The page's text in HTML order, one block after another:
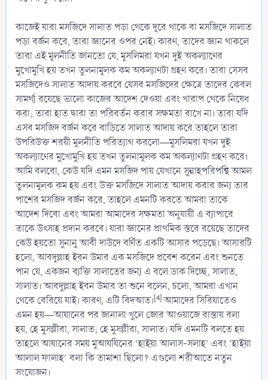
কাজেই যারা মসজিদে সালাত পড়া থেকে দূরে থাকে বা মসজিদে সালাত
পড়া বর্জন করে, তারা জ্ঞানের ওপর নেই। কারণ, তাদের জ্ঞান থাকলে
তারা এই মূলনীতি জানতো যে, মুসলিমরা যখন দুই অকল্যাণের
মুখোমুখি হয় তখন তুলনামূলক কম অকল্যাণটা গ্রহণ করে। তারা সেসব
মসজিদেও সালাত আদায় করবে যেসব মসজিদের ক্ষেত্রে তাদের কেবল
সামর্থ্য রয়েছে ভালো কাজের আদেশ দেওয়া এবং খারাপ থেকে নিষেধ
করা; তারা হাত দ্বারা তা পরিবর্তন করার সক্ষমতা রাখে না। তারা যদি
এসব মসজিদ বর্জন করে বাড়িতে সালাত আদায় করে তাহলে তারা
উপরিউক্ত শরয়ী মূলনীতি পরিত্যাগ করলো―মুসলিমরা যখন দুই
অকল্যাণের মুখোমুখি হয় তখন তুলনামূলক কম অকল্যাণটা গ্রহণ করে।
আমি বলবো, কেউ যদি এমন মসজিদ পায় যেখানে সুন্নাহপরিপন্থি আমল
তুলনামূলক কম হয় এবং উক্ত মসজিদে সালাত আদায় করার জন্য তার
পাশের মসজিদ বর্জন করে, তাহলে এমনটি করতে আমরা তাকে
আদেশ দিবো এবং আমরা আমাদের সক্ষমতা অনুযায়ী এ ব্যাপারে
তাকে উৎসাহ প্রদান করবে। যারা জ্ঞানের প্রাথমিক স্তরে রয়েছে তাদের
কেউ হয়তো সুনানু আবী দাউদে বর্ণিত একটি আসার পড়েছে। আসারটি
হলো, আবদুল্লাহ ইবন উমার এক মসজিদে প্রবেশ করেন এবং শুনতে
পান যে, একজন ব্যক্তি সালাতের জন্য এ বলে ডাক দিচ্ছে, সালাত,
সালাত। আবদুল্লাহ ইবন উমার তা শুনে বলেন, চলো, আমরা এখান
থেকে বেরিয়ে যাই। কারণ, এটি বিদআত।[4]আমাদের সিরিয়াতেও
এমন হয়―আযানের পর জানালা খুলে জোর আওয়াজে রাস্তায় বলা
হয়, হে মুসল্লীরা, সালাত; হে মুসল্লীরা, সালাত। যদি এমনটি বলতে হয়
তাহলে আযানের সময় মুআযযিনের ‘হাইয়া আলাস-সলাহ’ এবং ‘হাইয়া
আলাল ফালাহ’ বলা কি তামাশা ছিলো? এগুলো শরীআতে নতুন
সংযোজন।